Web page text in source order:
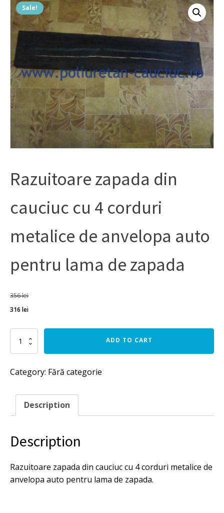
Sale!
Razuitoare zapada din
cauciuc cu 4 corduri
metalice de anvelopa auto
pentru lama de zapada
356lei
316 lei
Razuitoare
zapada
din
cu
corduri
metalice
de
pentru
zapada
quantity
ADD TO CART
Category: Fără categorie
Description
Description
Razuitoare zapada din cauciuc cu 4 corduri metalice de
anvelopa auto pentru lama de zapada.